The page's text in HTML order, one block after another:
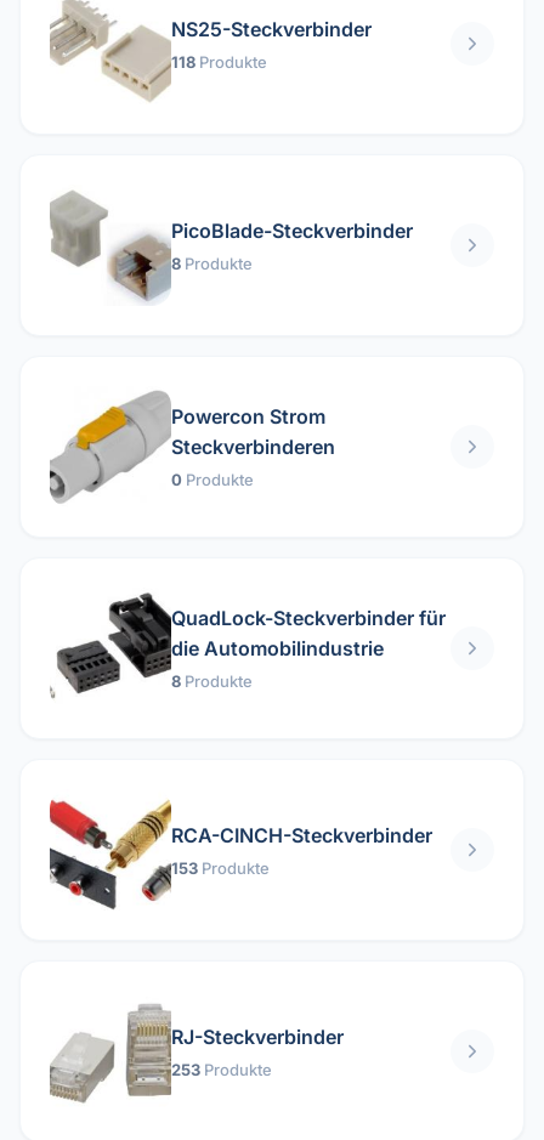
NS25-Steckverbinder
118 Produkte
PicoBlade-Steckverbinder
8 Produkte
Powercon Strom
Steckverbinderen
0 Produkte
QuadLock-Steckverbinder für
die Automobilindustrie
8 Produkte
RCA-CINCH-Steckverbinder
153 Produkte
RJ-Steckverbinder
253 Produkte